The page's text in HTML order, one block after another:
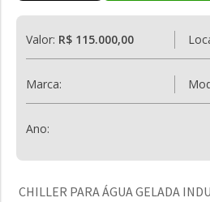
Valor: R$ 115.000,00
Marca:
Ano:
CHILLER PARA ÁGUA GELADA